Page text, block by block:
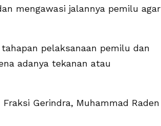
mengawasi jalannya pemilu agar
pelaksanaan pemilu dan
adanya tekanan atau
Gerindra, Muhammad Raden